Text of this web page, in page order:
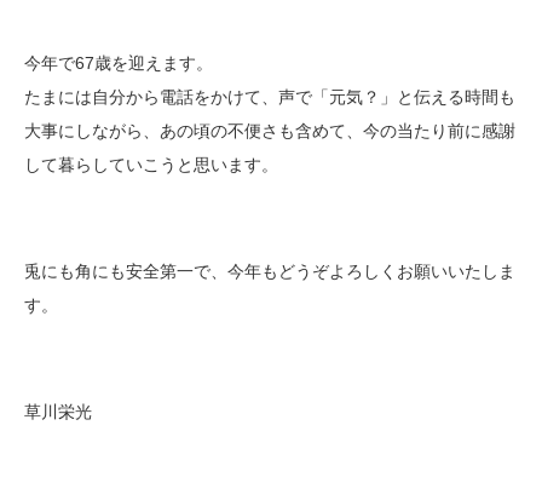
今年で67歳を迎えます。
たまには自分から電話をかけて、声で「元気？」と伝える時間も
大事にしながら、あの頃の不便さも含めて、今の当たり前に感謝
して暮らしていこうと思います。
兎にも角にも安全第一で、今年もどうぞよろしくお願いいたしま
す。
草川栄光